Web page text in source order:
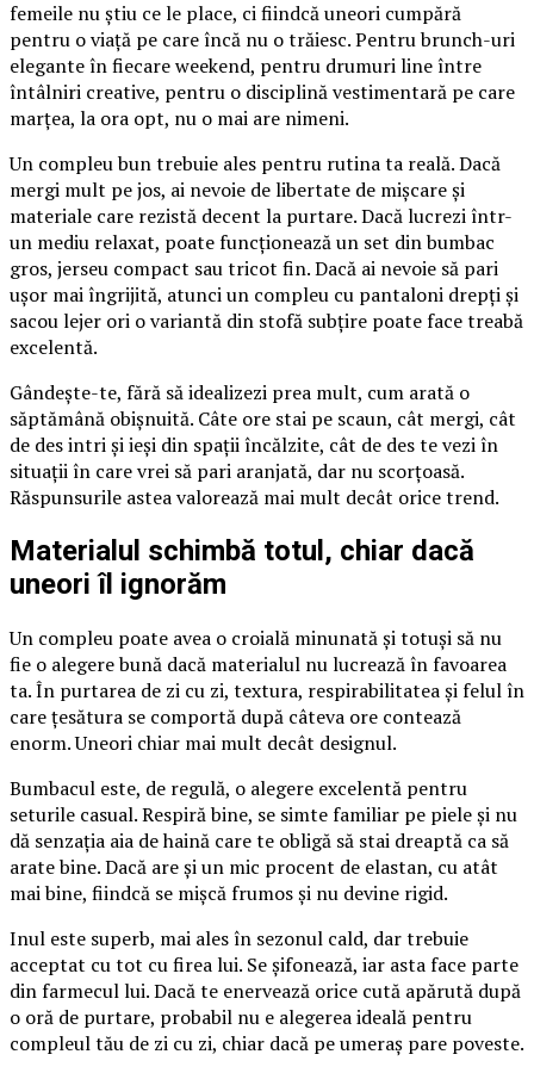
femeile nu știu ce le place, ci fiindcă uneori cumpără
pentru o viață pe care încă nu o trăiesc. Pentru brunch-uri
elegante în fiecare weekend, pentru drumuri line între
întâlniri creative, pentru o disciplină vestimentară pe care
marțea, la ora opt, nu o mai are nimeni.
Un compleu bun trebuie ales pentru rutina ta reală. Dacă
mergi mult pe jos, ai nevoie de libertate de mișcare și
materiale care rezistă decent la purtare. Dacă lucrezi într-
un mediu relaxat, poate funcționează un set din bumbac
gros, jerseu compact sau tricot fin. Dacă ai nevoie să pari
ușor mai îngrijită, atunci un compleu cu pantaloni drepți și
sacou lejer ori o variantă din stofă subțire poate face treabă
excelentă.
Gândește-te, fără să idealizezi prea mult, cum arată o
săptămână obișnuită. Câte ore stai pe scaun, cât mergi, cât
de des intri și ieși din spații încălzite, cât de des te vezi în
situații în care vrei să pari aranjată, dar nu scorțoasă.
Răspunsurile astea valorează mai mult decât orice trend.
Materialul schimbă totul, chiar dacă
uneori îl ignorăm
Un compleu poate avea o croială minunată și totuși să nu
fie o alegere bună dacă materialul nu lucrează în favoarea
ta. În purtarea de zi cu zi, textura, respirabilitatea și felul în
care țesătura se comportă după câteva ore contează
enorm. Uneori chiar mai mult decât designul.
Bumbacul este, de regulă, o alegere excelentă pentru
seturile casual. Respiră bine, se simte familiar pe piele și nu
dă senzația aia de haină care te obligă să stai dreaptă ca să
arate bine. Dacă are și un mic procent de elastan, cu atât
mai bine, fiindcă se mișcă frumos și nu devine rigid.
Inul este superb, mai ales în sezonul cald, dar trebuie
acceptat cu tot cu firea lui. Se șifonează, iar asta face parte
din farmecul lui. Dacă te enervează orice cută apărută după
o oră de purtare, probabil nu e alegerea ideală pentru
compleul tău de zi cu zi, chiar dacă pe umeraș pare poveste.